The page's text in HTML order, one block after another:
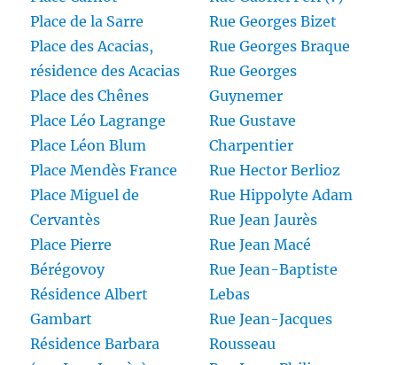
Place de la Sarre
Place des Acacias,
résidence des Acacias
Place des Chênes
Place Léo Lagrange
Place Léon Blum
Place Mendès France
Place Miguel de
Cervantès
Place Pierre
Bérégovoy
Résidence Albert
Gambart
Résidence Barbara
Rue Georges Bizet
Rue Georges Braque
Rue Georges
Guynemer
Rue Gustave
Charpentier
Rue Hector Berlioz
Rue Hippolyte Adam
Rue Jean Jaurès
Rue Jean Macé
Rue Jean-Baptiste
Lebas
Rue Jean-Jacques
Rousseau